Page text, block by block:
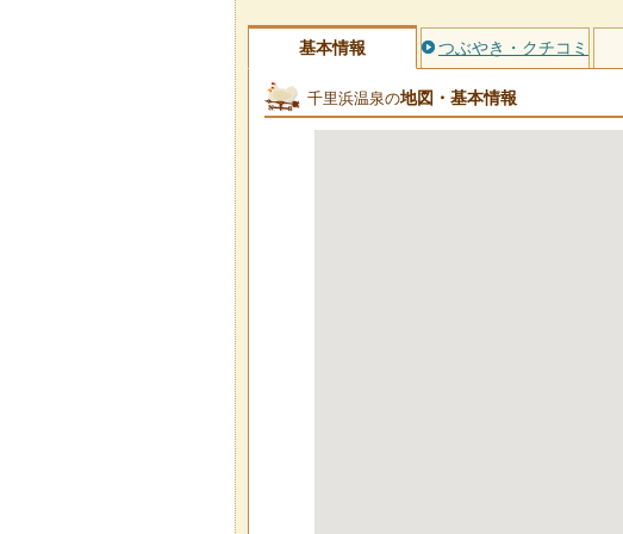
基本情報 つぶやき・クチコミ
千里浜温泉の地図・基本情報